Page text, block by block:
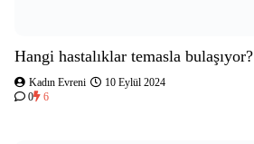
Hangi hastalıklar temasla bulaşıyor?
Kadın Evreni
10 Eylül 2024
0
6